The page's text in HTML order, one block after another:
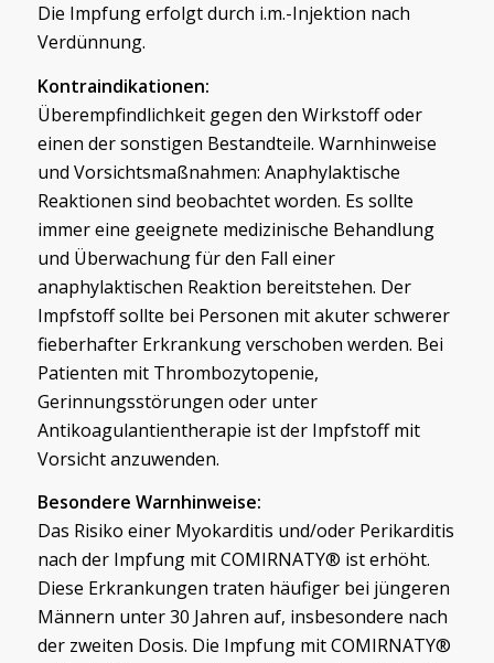
Die Impfung erfolgt durch i.m.-Injektion nach
Verdünnung.
Kontraindikationen:
Überempfindlichkeit gegen den Wirkstoff oder
einen der sonstigen Bestandteile. Warnhinweise
und Vorsichtsmaßnahmen: Anaphylaktische
Reaktionen sind beobachtet worden. Es sollte
immer eine geeignete medizinische Behandlung
und Überwachung für den Fall einer
anaphylaktischen Reaktion bereitstehen. Der
Impfstoff sollte bei Personen mit akuter schwerer
fieberhafter Erkrankung verschoben werden. Bei
Patienten mit Thrombozytopenie,
Gerinnungsstörungen oder unter
Antikoagulantientherapie ist der Impfstoff mit
Vorsicht anzuwenden.
Besondere Warnhinweise:
Das Risiko einer Myokarditis und/oder Perikarditis
nach der Impfung mit COMIRNATY® ist erhöht.
Diese Erkrankungen traten häufiger bei jüngeren
Männern unter 30 Jahren auf, insbesondere nach
der zweiten Dosis. Die Impfung mit COMIRNATY®